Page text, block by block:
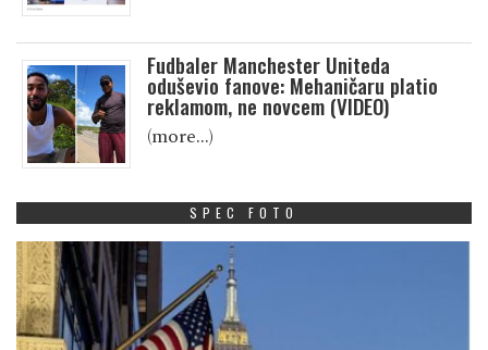
Fudbaler Manchester Uniteda
oduševio fanove: Mehaničaru platio
reklamom, ne novcem (VIDEO)
(more…)
SPEC FOTO